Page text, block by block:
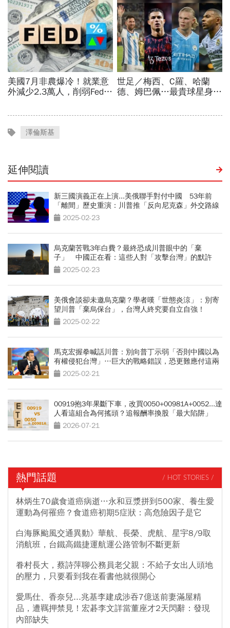
澤倫斯基
延伸閱讀
新三國演義正在上演...美俄聯手對付中國 53年前
「離間」歷史重演：川普推「反向尼克森」外交路線
2025-02-23
烏克蘭苦戰3年白費？最終恐成川普眼中的「棄
子」 中國正在看：這些人對「攻擊台灣」的默許
2025-02-23
美俄會談卻未邀烏克蘭？學者嘆「世態炎涼」：別寄
望川普「棄烏保台」，台灣人終究要自立自強！
2025-02-22
馬克宏握拳喊話川普：別向普丁示弱「否則中國以為
有權侵犯台灣」…巨大的戰略錯誤，恐更難應付這兩
國 2025-02-21
00919抱3年果斷下車，改買0050+00981A+0052...達
人看這組合為何搖頭？追報酬率換股「最大陷阱」
2026-07-21
熱門話題 / HOT STORIES /
林炳生70歲食道癌病逝…永和豆漿拼到500家、養生愛
運動為何罹癌？食道癌初期5症狀：高危險因子是它
白海豚颱風交通異動》華航、長榮、虎航、星宇8/9取
消航班，台鐵高鐵捷運航運公路管制不斷更新
眷村長大，蔡詩萍聊公務員老父親：不給子女出人頭地
的壓力，只要看到我在看書他就很開心
愛馬仕、香奈兒...兆基李建成涉吞7億送前妻滿屋精
品，遭羈押禁見！宏碁李文詳當董座才2天閃辭：發現
內部缺失